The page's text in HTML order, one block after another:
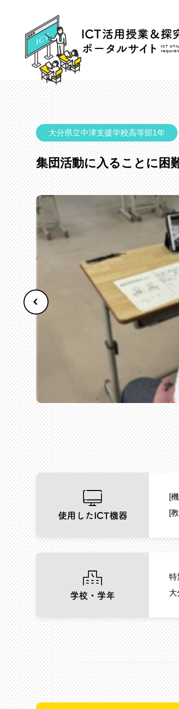
大分県立中津支援学校高等部1年
集団活動に入ることに困
使用したICT機器
[
[
学校・学年
特
大